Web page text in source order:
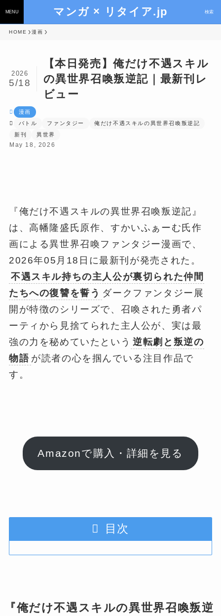
マンガ × リタイア.jp 検索
MENU
HOME 漫画
【本日発売】俺だけ不遇スキル
の異世界召喚叛逆記｜最新刊レ
ビュー
2026
5/18
漫画
バトル
ファンタジー
俺だけ不遇スキルの異世界召喚叛逆記
新刊
異世界
May 18, 2026
『俺だけ不遇スキルの異世界召喚叛逆記』
は、高幡隆盛氏原作、すかいふぁーむ氏作
画による異世界召喚ファンタジー漫画で、
2026年05月18日に最新刊が発売された。
不遇スキル持ちの主人公が裏切られた仲間
たちへの復讐を誓う ダークファンタジー展
開が特徴のシリーズで、召喚された勇者パ
ーティから見捨てられた主人公が、実は最
強の力を秘めていたという 逆転劇と叛逆の
物語 が読者の心を掴んでいる注目作品で
す。
Amazonで購入・詳細を見る
目次
『俺だけ不遇スキルの異世界召喚叛逆